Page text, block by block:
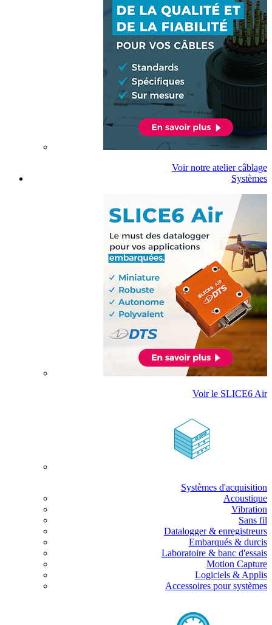
Voir notre atelier câblage
Systèmes
Voir le SLICE6 Air
Systèmes d'acquisition
Acoustique
Vibration
Sans fil
Datalogger & enregistreurs
Embarqués & durcis
Laboratoire & banc d'essais
Motion Capture
Logiciels & Applis
Accessoires pour systèmes